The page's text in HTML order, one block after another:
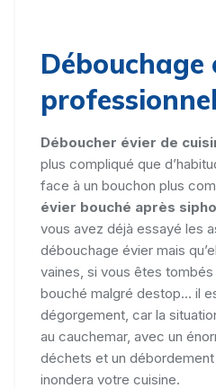
Débouchage
Déboucher évier de
plus compliqué que
face à un bouchon plus
évier bouché après
vous avez déjà essayé les
débouchage évier mais
vaines, si vous êtes
bouché malgré destop... il
dégorgement, car la
au cauchemar, avec un
déchets et un débordement
inondera votre cuisine.